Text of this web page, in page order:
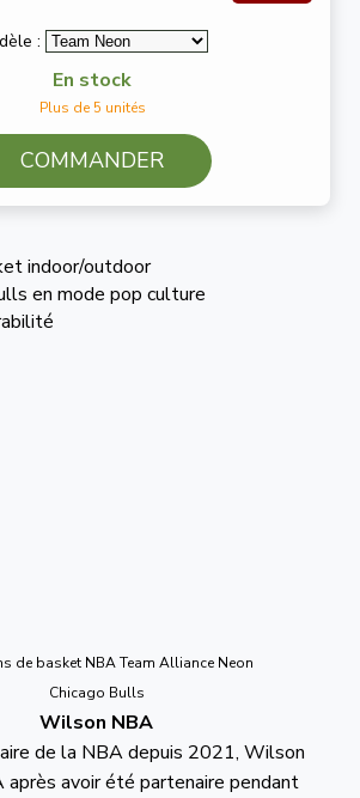
:
En stock
Plus de 5 unités
COMMANDER
indoor/outdoor
en mode pop culture
Wilson NBA
de la NBA depuis 2021, Wilson
avoir été partenaire pendant